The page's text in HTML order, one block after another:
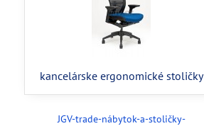
kancelárske ergonomické stoličky
JGV-trade-nábytok-a-stoličky-